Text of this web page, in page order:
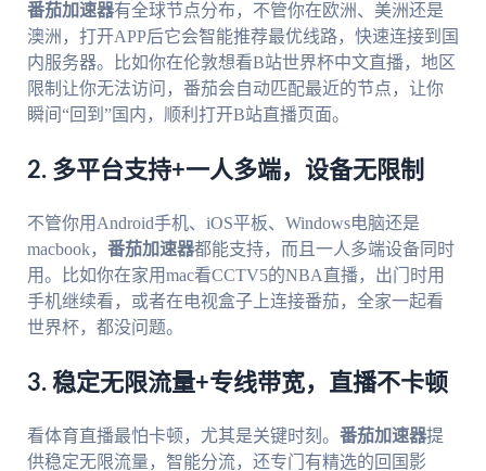
番茄加速器有全球节点分布，不管你在欧洲、美洲还是
澳洲，打开APP后它会智能推荐最优线路，快速连接到国
内服务器。比如你在伦敦想看B站世界杯中文直播，地区
限制让你无法访问，番茄会自动匹配最近的节点，让你
瞬间“回到”国内，顺利打开B站直播页面。
2. 多平台支持+一人多端，设备无限制
不管你用Android手机、iOS平板、Windows电脑还是
macbook， 番茄加速器都能支持，而且一人多端设备同时
用。比如你在家用mac看CCTV5的NBA直播，出门时用
手机继续看，或者在电视盒子上连接番茄，全家一起看
世界杯，都没问题。
3. 稳定无限流量+专线带宽，直播不卡顿
看体育直播最怕卡顿，尤其是关键时刻。 番茄加速器提
供稳定无限流量，智能分流，还专门有精选的回国影